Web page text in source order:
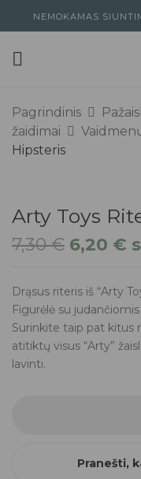
NEMOKAMAS
Pagrindinis
žaidimai
Hipsteris
Arty Toys
7,30€ 6,20 €
Drąsus riteris iš “Arty
Figurėlė su
Surinkite taip pat kitus
atitiktų visus “Arty”
lavinti.
Pranešti,